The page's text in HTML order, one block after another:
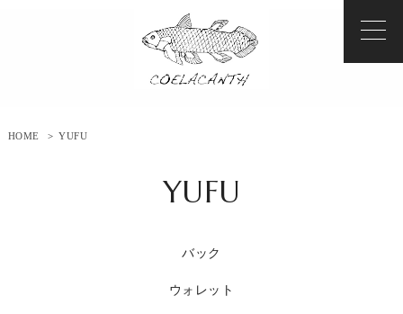
HOME > YUFU
YUFU
バック
ウォレット